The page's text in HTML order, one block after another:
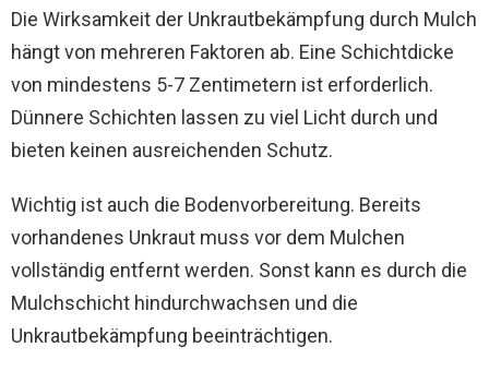
Die Wirksamkeit der Unkrautbekämpfung durch Mulch
hängt von mehreren Faktoren ab. Eine Schichtdicke
von mindestens 5-7 Zentimetern ist erforderlich.
Dünnere Schichten lassen zu viel Licht durch und
bieten keinen ausreichenden Schutz.
Wichtig ist auch die Bodenvorbereitung. Bereits
vorhandenes Unkraut muss vor dem Mulchen
vollständig entfernt werden. Sonst kann es durch die
Mulchschicht hindurchwachsen und die
Unkrautbekämpfung beeinträchtigen.